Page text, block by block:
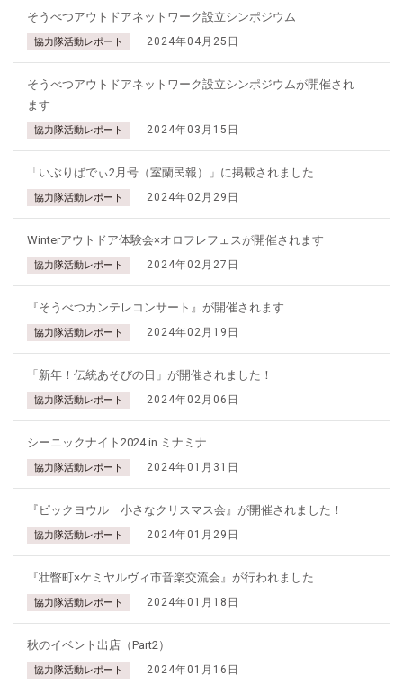
そうべつアウトドアネットワーク設立シンポジウム
協力隊活動レポート 2024年04月25日
そうべつアウトドアネットワーク設立シンポジウムが開催され
ます
協力隊活動レポート 2024年03月15日
「いぶりばでぃ2月号（室蘭民報）」に掲載されました
協力隊活動レポート 2024年02月29日
Winterアウトドア体験会×オロフレフェスが開催されます
協力隊活動レポート 2024年02月27日
『そうべつカンテレコンサート』が開催されます
協力隊活動レポート 2024年02月19日
「新年！伝統あそびの日」が開催されました！
協力隊活動レポート 2024年02月06日
シーニックナイト2024 in ミナミナ
協力隊活動レポート 2024年01月31日
『ピックヨウル 小さなクリスマス会』が開催されました！
協力隊活動レポート 2024年01月29日
『壮瞥町×ケミヤルヴィ市音楽交流会』が行われました
協力隊活動レポート 2024年01月18日
秋のイベント出店（Part2）
協力隊活動レポート 2024年01月16日